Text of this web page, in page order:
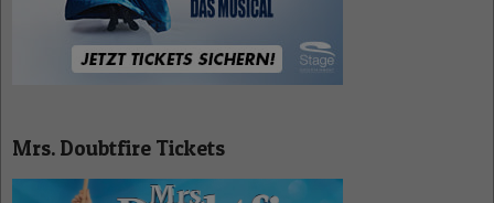
Mrs. Doubtfire Tickets